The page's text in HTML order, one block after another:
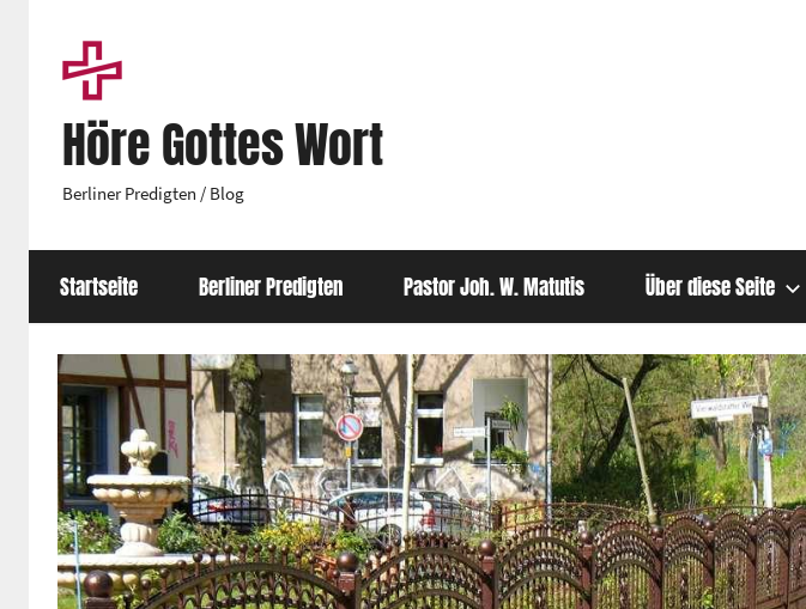
springen
Höre Gottes Wort
Berliner Predigten / Blog
Startseite Berliner Predigten Pastor Joh. W. Matutis Über diese Seite